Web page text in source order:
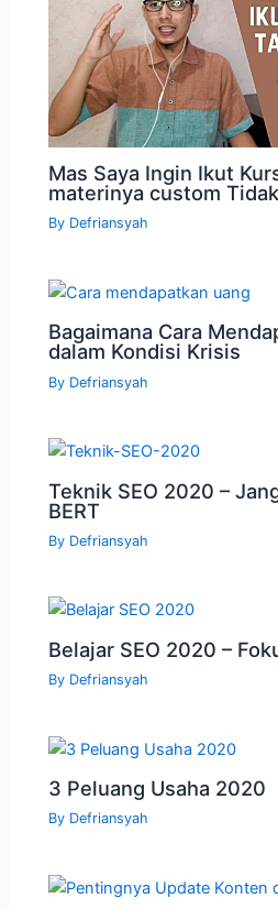
Mas Saya Ingin Ikut
materinya custom
By Defriansyah
Bagaimana Cara
dalam Kondisi Krisis
By Defriansyah
Teknik SEO 2020 –
BERT
By Defriansyah
Belajar SEO 2020 –
By Defriansyah
3 Peluang Usaha 2020
By Defriansyah